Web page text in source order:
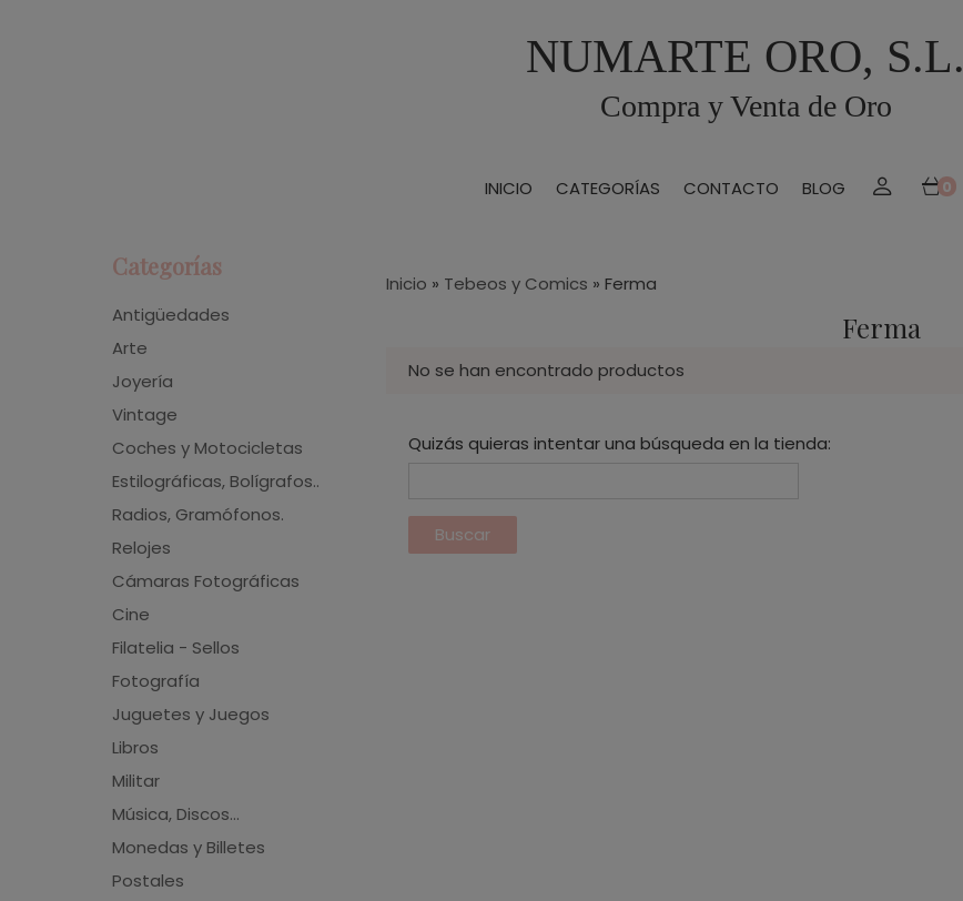
NUMARTE ORO, S.L.
Compra y Venta de Oro
INICIO CATEGORÍAS CONTACTO BLOG 0
Categorías
Antigüedades
Arte
Joyería
Vintage
Coches y Motocicletas
Estilográficas, Bolígrafos..
Radios, Gramófonos.
Relojes
Cámaras Fotográficas
Cine
Filatelia - Sellos
Fotografía
Juguetes y Juegos
Libros
Militar
Música, Discos...
Monedas y Billetes
Postales
Inicio » Tebeos y Comics » Ferma
Ferma
No se han encontrado productos
Quizás quieras intentar una búsqueda en la tienda: